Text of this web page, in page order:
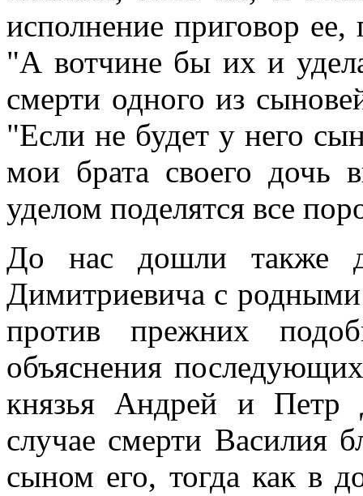
исполнение приговор ее,
"А вотчине бы их и
смерти одного из
"Если не будет у него
мои брата своего дочь
уделом поделятся все
До нас дошли также
Димитриевича с
против прежних
объяснения
князья Андрей и Петр
случае смерти Василия
сыном его, тогда как в